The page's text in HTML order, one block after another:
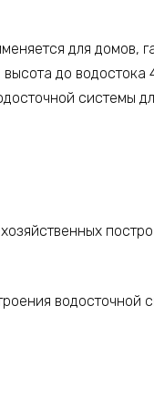
для домов,
до
системы
водосточной